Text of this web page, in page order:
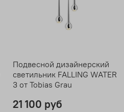
Подвесной дизайнерский
светильник FALLING WATER
3 от Tobias Grau
21 100 руб